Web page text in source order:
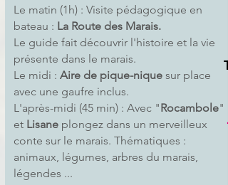
Le matin (1h) : Visite pédagogique en
bateau : La Route des Marais.
Le guide fait découvrir l'histoire et la vie
présente dans le marais.
Le midi : Aire de pique-nique sur place
avec une gaufre inclus.
L'après-midi (45 min) : Avec "Rocambole"
et Lisane plongez dans un merveilleux
conte sur le marais. Thématiques :
animaux, légumes, arbres du marais,
légendes ...